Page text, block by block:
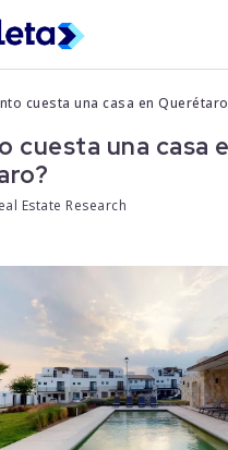
cuesta una casa en
cuesta una casa
Estate Research